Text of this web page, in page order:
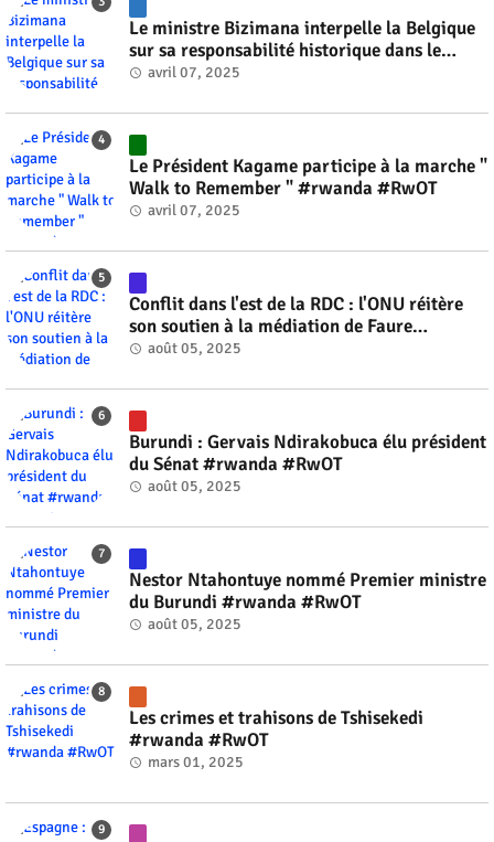
Le ministre Bizimana interpelle la Belgique
sur sa responsabilité historique dans le
génocide #rwanda #RwOT
avril 07, 2025
Le Président Kagame participe à la marche "
Walk to Remember " #rwanda #RwOT
avril 07, 2025
Conflit dans l'est de la RDC : l'ONU réitère
son soutien à la médiation de Faure
Gnassingbé #rwanda #RwOT
août 05, 2025
Burundi : Gervais Ndirakobuca élu président
du Sénat #rwanda #RwOT
août 05, 2025
Nestor Ntahontuye nommé Premier ministre
du Burundi #rwanda #RwOT
août 05, 2025
Les crimes et trahisons de Tshisekedi
#rwanda #RwOT
mars 01, 2025